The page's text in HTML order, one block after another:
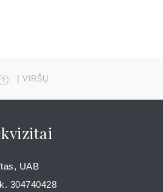
Į VIRŠŲ
UAB
304740428